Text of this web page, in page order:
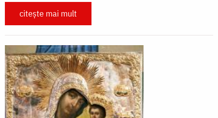
citește mai mult